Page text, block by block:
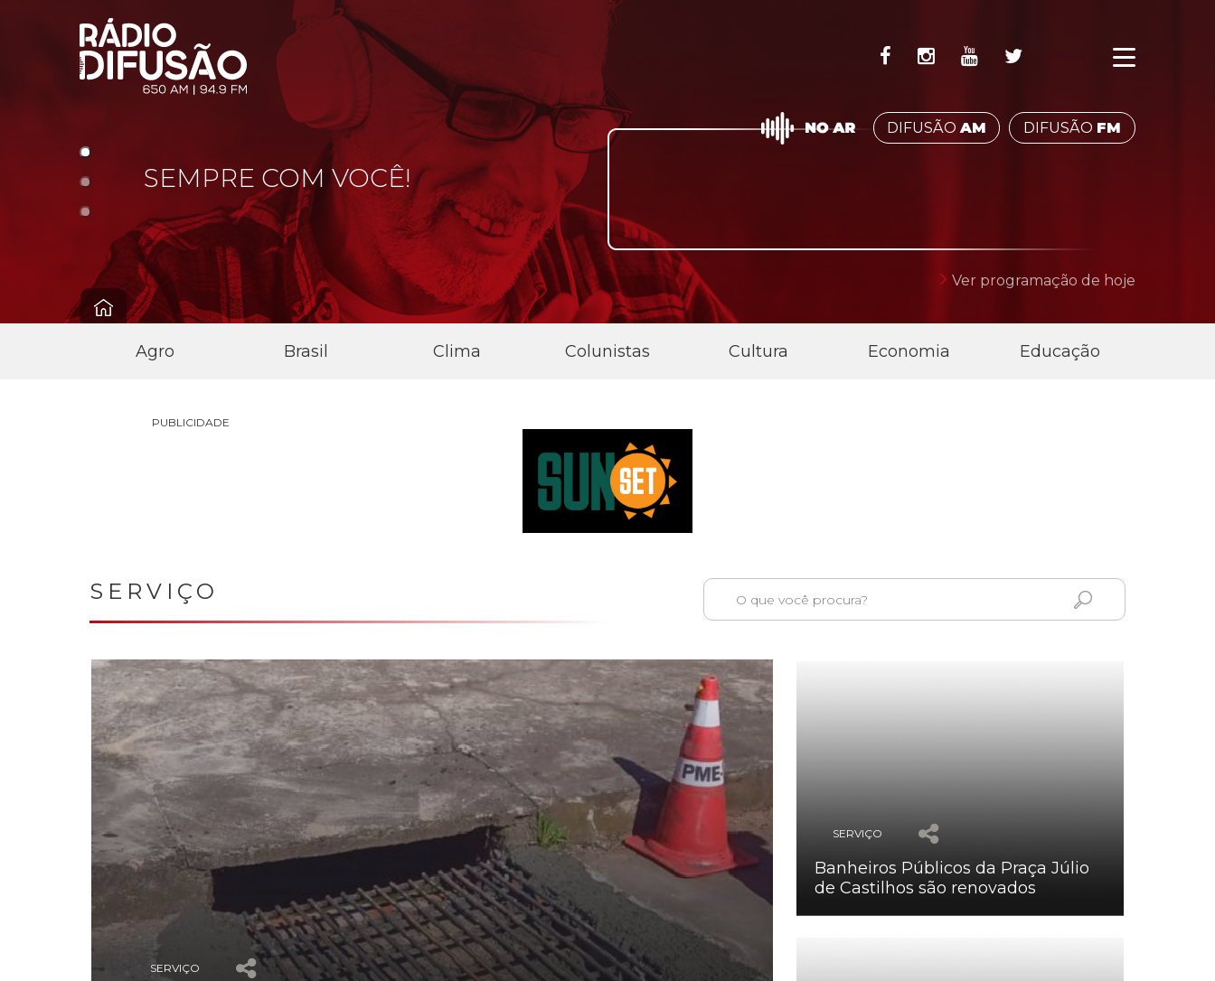
SEMPRE COM VOCÊ!
DIFUSÃOAM DIFUSÃO FM
Ver programação de hoje
Agro Brasil Clima Colunistas Cultura Economia Educação
PUBLICIDADE
SERVIÇO
SERVIÇO
SERVIÇO
Banheiros Públicos da Praça Júlio
de Castilhos são renovados